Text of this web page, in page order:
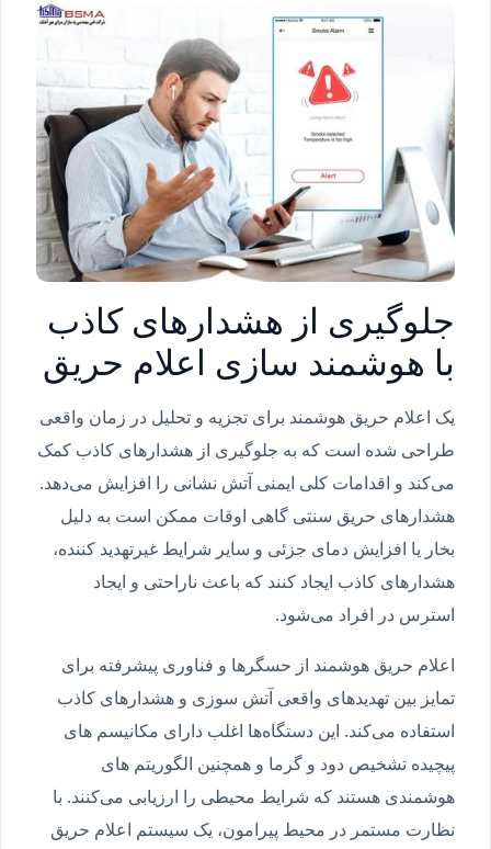
جلوگیری از هشدارهای کاذب
با هوشمند سازی اعلام حریق
یک اعلام حریق هوشمند برای تجزیه و تحلیل در زمان واقعی
طراحی شده است که به جلوگیری از هشدارهای کاذب کمک
می‌کند و اقدامات کلی ایمنی آتش نشانی را افزایش می‌دهد.
هشدارهای حریق سنتی گاهی اوقات ممکن است به دلیل
بخار یا افزایش دمای جزئی و سایر شرایط غیرتهدید کننده،
هشدارهای کاذب ایجاد کنند که باعث ناراحتی و ایجاد
استرس در افراد می‌شود.
اعلام حریق هوشمند از حسگرها و فناوری پیشرفته برای
تمایز بین تهدیدهای واقعی آتش سوزی و هشدارهای کاذب
استفاده می‌کند. این دستگاه‌ها اغلب دارای مکانیسم های
پیچیده تشخیص دود و گرما و همچنین الگوریتم های
هوشمندی هستند که شرایط محیطی را ارزیابی می‌کنند. با
نظارت مستمر در محیط پیرامون، یک سیستم اعلام حریق